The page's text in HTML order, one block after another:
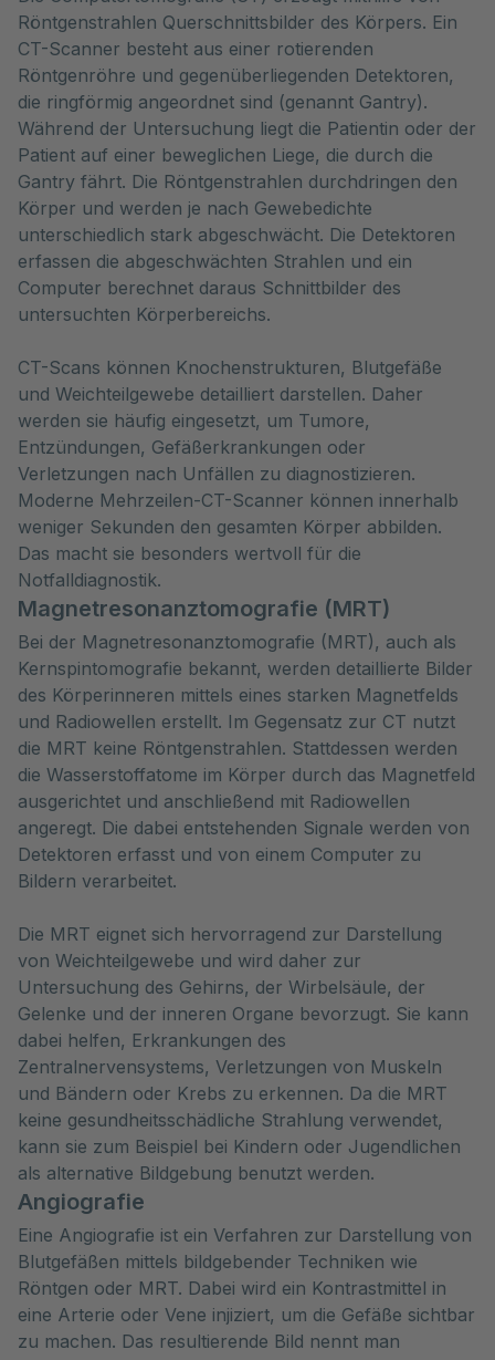
Röntgenstrahlen Querschnittsbilder des Körpers. Ein
CT-Scanner besteht aus einer rotierenden
Röntgenröhre und gegenüberliegenden Detektoren,
die ringförmig angeordnet sind (genannt Gantry).
Während der Untersuchung liegt die Patientin oder der
Patient auf einer beweglichen Liege, die durch die
Gantry fährt. Die Röntgenstrahlen durchdringen den
Körper und werden je nach Gewebedichte
unterschiedlich stark abgeschwächt. Die Detektoren
erfassen die abgeschwächten Strahlen und ein
Computer berechnet daraus Schnittbilder des
untersuchten Körperbereichs.
CT-Scans können Knochenstrukturen, Blutgefäße
und Weichteilgewebe detailliert darstellen. Daher
werden sie häufig eingesetzt, um Tumore,
Entzündungen, Gefäßerkrankungen oder
Verletzungen nach Unfällen zu diagnostizieren.
Moderne Mehrzeilen-CT-Scanner können innerhalb
weniger Sekunden den gesamten Körper abbilden.
Das macht sie besonders wertvoll für die
Notfalldiagnostik.
Magnetresonanztomografie (MRT)
Bei der Magnetresonanztomografie (MRT), auch als
Kernspintomografie bekannt, werden detaillierte Bilder
des Körperinneren mittels eines starken Magnetfelds
und Radiowellen erstellt. Im Gegensatz zur CT nutzt
die MRT keine Röntgenstrahlen. Stattdessen werden
die Wasserstoffatome im Körper durch das Magnetfeld
ausgerichtet und anschließend mit Radiowellen
angeregt. Die dabei entstehenden Signale werden von
Detektoren erfasst und von einem Computer zu
Bildern verarbeitet.
Die MRT eignet sich hervorragend zur Darstellung
von Weichteilgewebe und wird daher zur
Untersuchung des Gehirns, der Wirbelsäule, der
Gelenke und der inneren Organe bevorzugt. Sie kann
dabei helfen, Erkrankungen des
Zentralnervensystems, Verletzungen von Muskeln
und Bändern oder Krebs zu erkennen. Da die MRT
keine gesundheitsschädliche Strahlung verwendet,
kann sie zum Beispiel bei Kindern oder Jugendlichen
als alternative Bildgebung benutzt werden.
Angiografie
Eine Angiografie ist ein Verfahren zur Darstellung von
Blutgefäßen mittels bildgebender Techniken wie
Röntgen oder MRT. Dabei wird ein Kontrastmittel in
eine Arterie oder Vene injiziert, um die Gefäße sichtbar
zu machen. Das resultierende Bild nennt man